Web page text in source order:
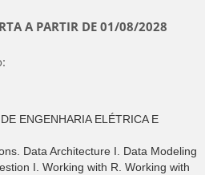
A PARTIR DE 01/08/2028
ENGENHARIA ELÉTRICA E
Data Architecture I. Data Modeling
I. Working with R. Working with